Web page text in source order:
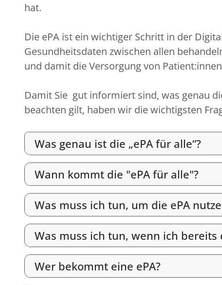
hat.
Die ePA ist ein wichtiger Schritt in der
Gesundheitsdaten zwischen allen
und damit die Versorgung von
Damit Sie gut informiert sind, was genau
beachten gilt, haben wir die wichtigsten
Was genau ist die „ePA für alle“?
Wann kommt die "ePA für alle"?
Was muss ich tun, um die ePA
Was muss ich tun, wenn ich bereits
Wer bekommt eine ePA?